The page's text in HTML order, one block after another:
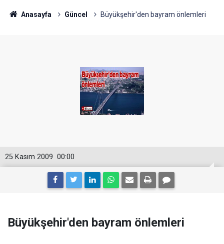
Anasayfa Güncel Büyükşehir'den bayram önlemleri
00:00
25 Kasım 2009
Büyükşehir'den bayram önlemleri